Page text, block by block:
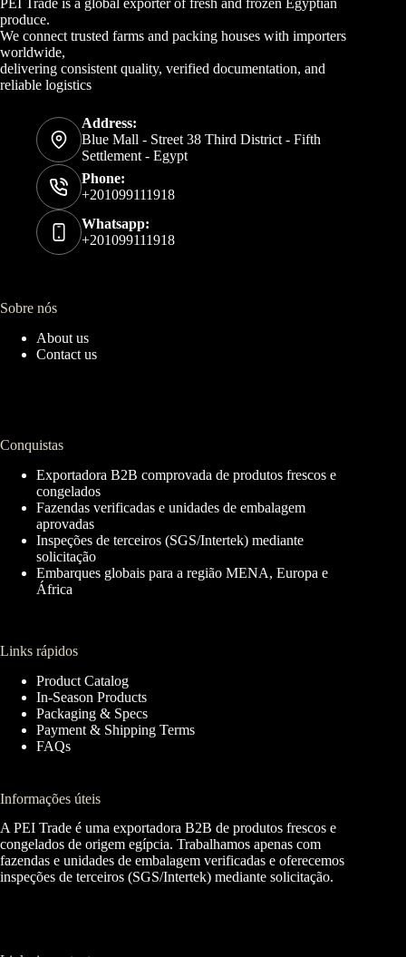
PEI Trade is a global exporter of fresh and frozen Egyptian
produce.
We connect trusted farms and packing houses with importers
worldwide,
delivering consistent quality, verified documentation, and
reliable logistics
Address:
Blue Mall - Street 38 Third District - Fifth
Settlement - Egypt
Phone:
+201099111918
Whatsapp:
+201099111918
Sobre nós
About us
Contact us
Conquistas
Exportadora B2B comprovada de produtos frescos e
congelados
Fazendas verificadas e unidades de embalagem
aprovadas
Inspeções de terceiros (SGS/Intertek) mediante
solicitação
Embarques globais para a região MENA, Europa e
África
Links rápidos
Product Catalog
In-Season Products
Packaging & Specs
Payment & Shipping Terms
FAQs
Informações úteis
A PEI Trade é uma exportadora B2B de produtos frescos e
congelados de origem egípcia. Trabalhamos apenas com
fazendas e unidades de embalagem verificadas e oferecemos
inspeções de terceiros (SGS/Intertek) mediante solicitação.